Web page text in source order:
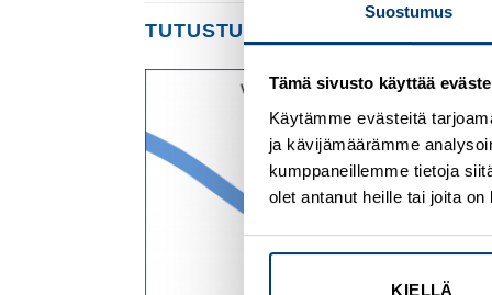
Suostumus
Tämä sivusto käyttää
Käytämme evästeitä
ja kävijämäärämme
kumppaneillemme tietoja
olet antanut heille tai joita
KIELLÄ
TUTUSTU MYÖS
Add to
wishlist